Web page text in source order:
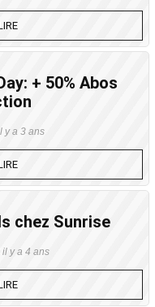
+ 50% Abos
y a 3 ans
chez Sunrise
il y a 4 ans